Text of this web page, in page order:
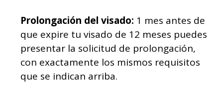
Prolongación del visado: 1 mes antes de
que expire tu visado de 12 meses puedes
presentar la solicitud de prolongación,
con exactamente los mismos requisitos
que se indican arriba.